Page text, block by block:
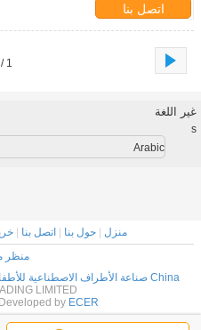
اتصل بنا
1 / 5
غير اللغة
s
Arabic
منزل |حول بنا اتصل بنا |
منظر
China صناعة الأطراف الاصطناعية للأطفال
LIMITED.
by ECER